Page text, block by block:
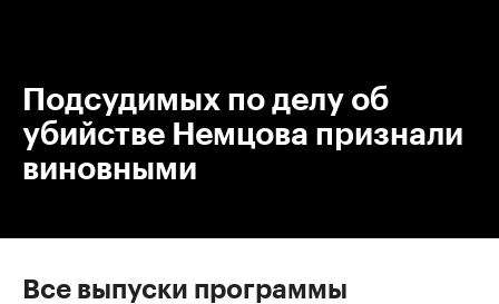
Подсудимых по делу об
убийстве Немцова признали
виновными
Все выпуски программы